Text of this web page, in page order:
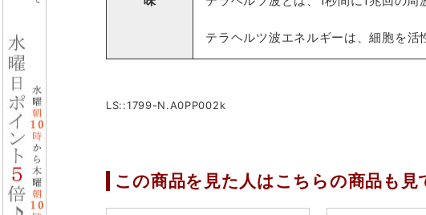
テラヘルツ波エネルギーは、細胞を活
LS::1799-N.A0PP002k
この商品を見た人はこちらの商品も見